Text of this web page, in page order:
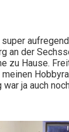
an der
zu Hause.
ja auch